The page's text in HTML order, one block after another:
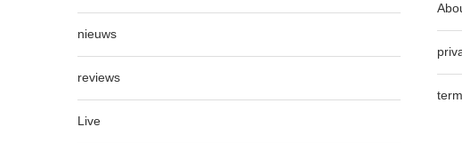
nieuws
reviews
Live